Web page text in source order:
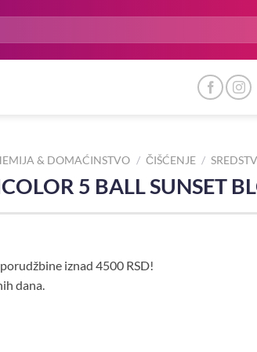
& DOMAĆINSTVO / ČIŠĆENJE /
5 BALL SUNSET
iznad 4500 RSD!
dana.